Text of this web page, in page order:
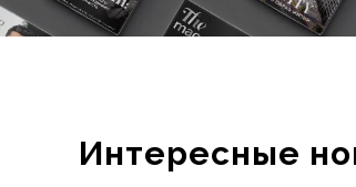
Интересные